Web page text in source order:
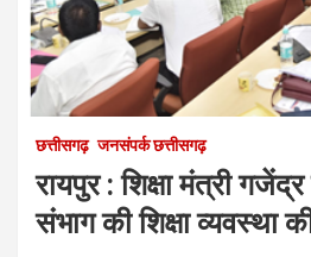
छत्तीसगढ़ जनसंपर्क छत्तीसगढ़
रायपुर : शिक्षा मंत्री
संभाग की शिक्षा व्यवस्था